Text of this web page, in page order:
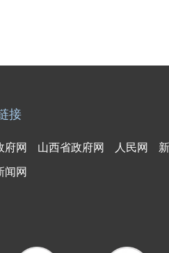
接
府网 山西省政府网 人民网
闻网